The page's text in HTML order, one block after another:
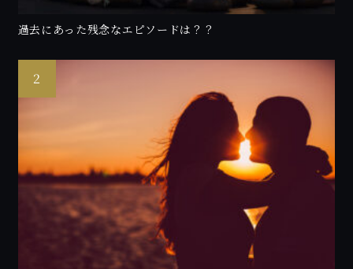
過去にあった残念なエピソードは？？